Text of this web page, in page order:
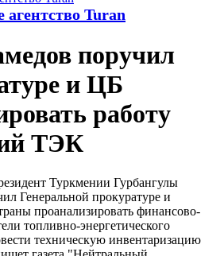
Turan
поручил
и ЦБ
работу
ТЭК
Туркмении Гурбангулы
Генеральной прокуратуре и
проанализировать финансово-
топливно-энергетического
техническую инвентаризацию